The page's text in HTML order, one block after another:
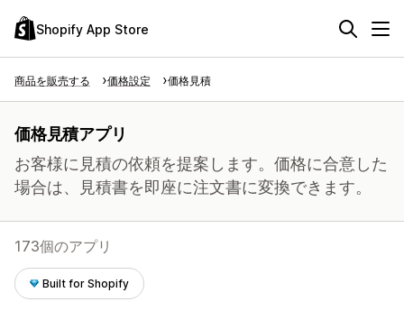
Shopify App Store
商品を販売する 価格設定 価格見積
価格見積アプリ
お客様に見積の依頼を提案します。価格に合意した
場合は、見積書を即座に注文書に変換できます。
173個のアプリ
Built for Shopify